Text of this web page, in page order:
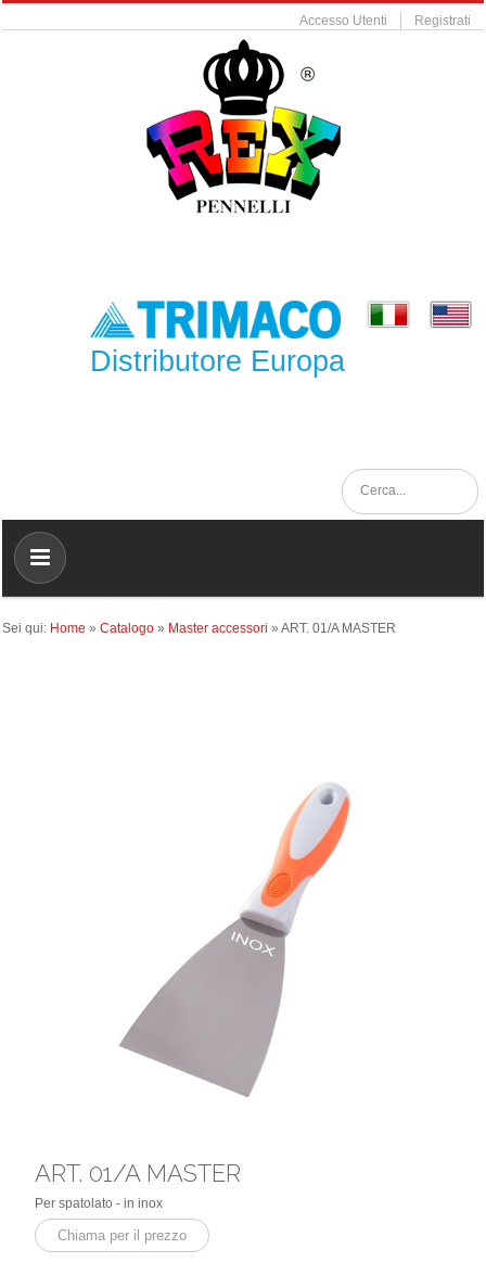
Accesso Utenti Registrati
Distributore Europa
Sei qui: Home » Catalogo » Master accessori » ART. 01/A MASTER
ART. 01/A MASTER
Per spatolato - in inox
Chiama per il prezzo